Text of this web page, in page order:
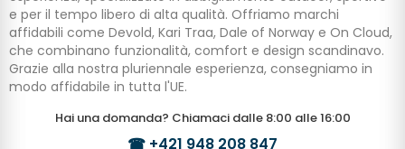
e per il tempo libero di alta qualità. Offriamo marchi
affidabili come Devold, Kari Traa, Dale of Norway e On Cloud,
che combinano funzionalità, comfort e design scandinavo.
Grazie alla nostra pluriennale esperienza, consegniamo in
modo affidabile in tutta l'UE.
Hai una domanda? Chiamaci dalle 8:00 alle 16:00
☎ +421 948 208 847